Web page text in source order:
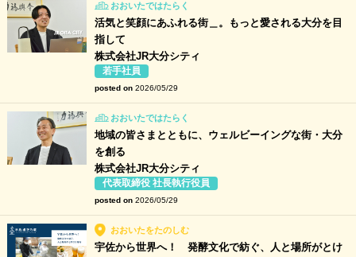
おおいたではたらく
活気と笑顔にあふれる街＿。もっと愛される大分を目
指して
株式会社JR大分シティ
若手社員
posted on 2026/05/29
おおいたではたらく
地域の皆さまとともに、ウェルビーイングな街・大分
を創る
株式会社JR大分シティ
代表取締役 社長執行役員
posted on 2026/05/29
おおいたをたのしむ
宇佐から世界へ！ 発酵文化で紡ぐ、人と場所がとけ